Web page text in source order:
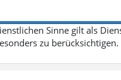
Sinne gilt als
zu berücksichtigen.